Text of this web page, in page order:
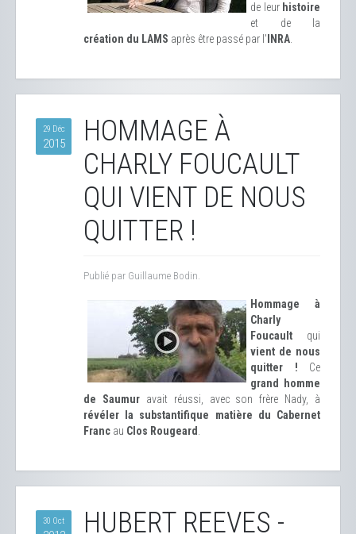
de leur histoire
et de la
création du LAMS après être passé par l' INRA
29 Déc
2015
HOMMAGE À
CHARLY FOUCAULT
QUI VIENT DE NOUS
QUITTER !
Publié par Guillaume Bodin.
Hommage à
Charly
Foucault qui
vient de nous
quitter ! Ce
grand homme
de Saumuravait réussi, avec son frère Nady, à
révéler la substantifique matière du Cabernet
Franc au Clos Rougeard
30 Oct HUBERT REEVES -